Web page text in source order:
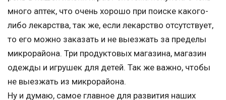
много аптек, что очень хорошо при поиске какого-
либо лекарства, так же, если лекарство отсутствует,
то его можно заказать и не выезжать за пределы
микрорайона. Три продуктовых магазина, магазин
одежды и игрушек для детей. Так же важно, чтобы
не выезжать из микрорайона.
Ну и думаю, самое главное для развития наших